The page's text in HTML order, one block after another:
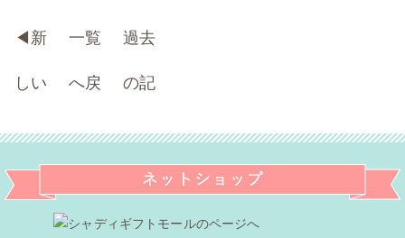
◀︎ 新
しい
へ
一覧
へ戻
過去
の記
▶